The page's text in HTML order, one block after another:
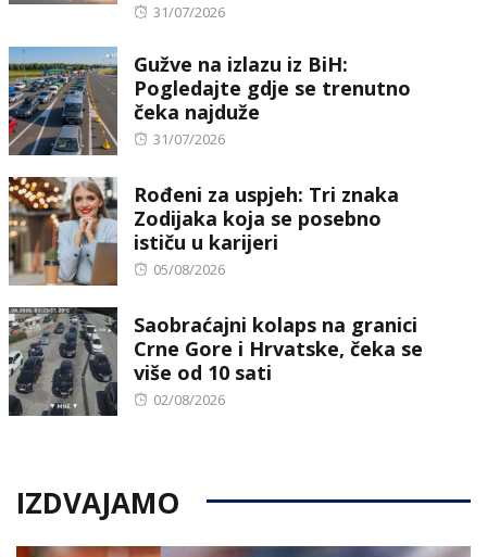
Posted
31/07/2026
Gužve na izlazu iz BiH:
Pogledajte gdje se trenutno
čeka najduže
Posted
31/07/2026
Rođeni za uspjeh: Tri znaka
Zodijaka koja se posebno
ističu u karijeri
Posted
05/08/2026
Saobraćajni kolaps na granici
Crne Gore i Hrvatske, čeka se
više od 10 sati
Posted
02/08/2026
IZDVAJAMO